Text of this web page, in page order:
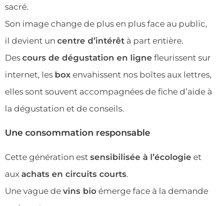
sacré.
Son image change de plus en plus face au public,
il devient un centre d’intérêt à part entière.
Des cours de dégustation en ligne fleurissent sur
internet, les box envahissent nos boîtes aux lettres,
elles sont souvent accompagnées de fiche d’aide à
la dégustation et de conseils.
Une consommation responsable
Cette génération est sensibilisée à l’écologie et
aux achats en circuits courts.
Une vague de vins bio émerge face à la demande